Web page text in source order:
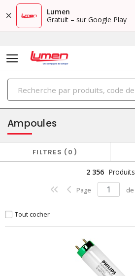
Lumen
Gratuit – sur Google Play
PRODUITS
éclairage
Ampoules
FILTRES 0
2 356 Produits
Page de
Tout cocher